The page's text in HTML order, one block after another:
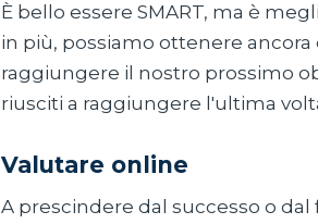
È bello essere SMART, ma è
in più, possiamo ottenere
raggiungere il nostro prossimo
riusciti a raggiungere l'ultima
Valutare online
A prescindere dal successo o